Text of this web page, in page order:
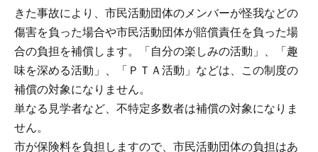
きた事故により、市民活動団体のメンバーが怪我などの
傷害を負った場合や市民活動団体が賠償責任を負った場
合の負担を補償します。「自分の楽しみの活動」、「趣
味を深める活動」、「ＰＴＡ活動」などは、この制度の
補償の対象になりません。
単なる見学者など、不特定多数者は補償の対象になりま
せん。
市が保険料を負担しますので、市民活動団体の負担はあ